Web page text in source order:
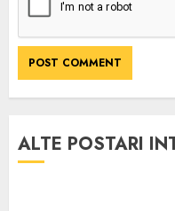
ALTE POSTARI